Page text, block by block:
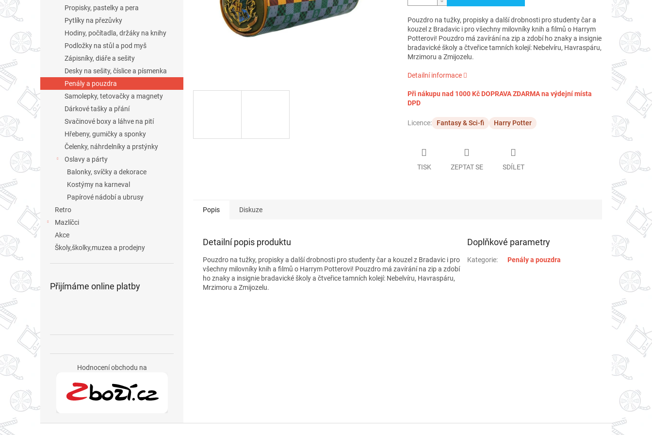
Propisky, pastelky a pera
Pytlíky na přezůvky
Hodiny, počítadla, držáky na knihy
Podložky na stůl a pod myš
Zápisníky, diáře a sešity
Desky na sešity, číslice a písmenka
Penály a pouzdra
Samolepky, tetovačky a magnety
Dárkové tašky a přání
Svačinové boxy a láhve na pití
Hřebeny, gumičky a sponky
Čelenky, náhrdelníky a prstýnky
Oslavy a párty
Balonky, svíčky a dekorace
Kostýmy na karneval
Papírové nádobí a ubrusy
Retro
Mazlíčci
Akce
Školy,školky,muzea a prodejny
Přijímáme online platby
Hodnocení obchodu na
Pouzdro na tužky, propisky a další drobnosti pro studenty čar a
kouzel z Bradavic i pro všechny milovníky knih a filmů o Harrym
Potterovi! Pouzdro má zavírání na zip a zdobí ho znaky a insignie
bradavické školy a čtveřice tamních kolejí: Nebelvíru, Havraspáru,
Mrzimoru a Zmijozelu.
Detailní informace
Při nákupu nad 1000 Kč DOPRAVA ZDARMA na výdejní místa
DPD
Licence: Fantasy & Sci-fi Harry Potter
TISK ZEPTAT SE SDÍLET
Popis Diskuze
Detailní popis produktu
Pouzdro na tužky, propisky a další drobnosti pro studenty čar a kouzel z Bradavic i pro
všechny milovníky knih a filmů o Harrym Potterovi! Pouzdro má zavírání na zip a zdobí
ho znaky a insignie bradavické školy a čtveřice tamních kolejí: Nebelvíru, Havraspáru,
Mrzimoru a Zmijozelu.
Doplňkové parametry
Kategorie: Penály a pouzdra
Z